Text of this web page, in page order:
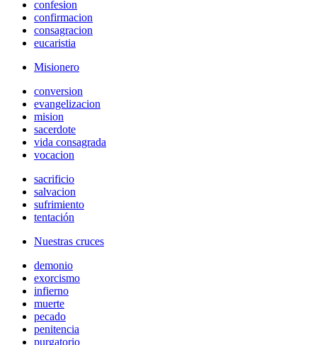
confesion
confirmacion
consagracion
eucaristia
Misionero
conversion
evangelizacion
mision
sacerdote
vida consagrada
vocacion
sacrificio
salvacion
sufrimiento
tentación
Nuestras cruces
demonio
exorcismo
infierno
muerte
pecado
penitencia
purgatorio